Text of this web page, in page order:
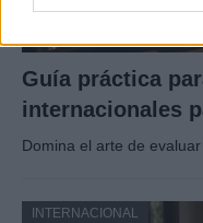
Guía práctica
internacionales
Domina el arte de
INTERNACIONAL